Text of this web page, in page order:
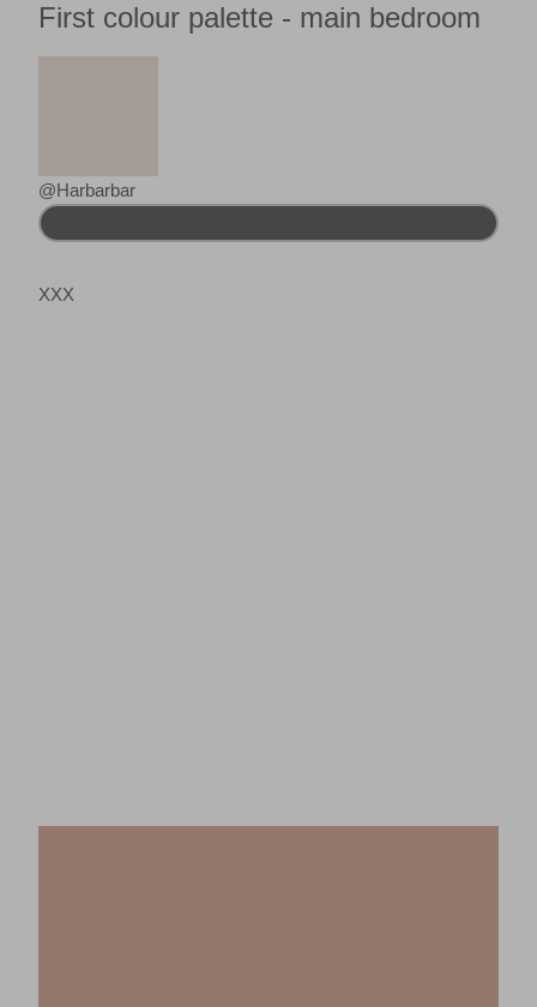
First colour palette - main bedroom
@Harbarbar
XXX